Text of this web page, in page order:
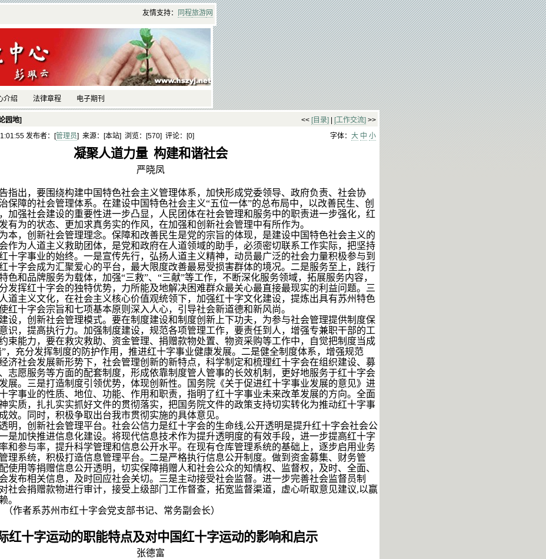
友情支持： 同程旅游网
介绍 法律章程 电子期刊
园地] << [目录] [工作交流] >>
发布者：[管理员] 来源：[本站] 浏览：[570] 评论：[0] 字体： 大 中 小
凝聚人道力量 构建和谐社会
严晓凤
指出，要围绕构建中国特色社会主义管理体系，加快形成党委领导、政府负责、社会协
保障的社会管理体系。在建设中国特色社会主义“五位一体”的总布局中，以改善民生、创
加强社会建设的重要性进一步凸显，人民团体在社会管理和服务中的职责进一步强化，红
有为的状态、更加求真务实的作风，在加强和创新社会管理中有所作为。
本，创新社会管理理念。保障和改善民生是党的宗旨的体现，是建设中国特色社会主义的
作为人道主义救助团体，是党和政府在人道领域的助手，必须密切联系工作实际，把坚持
十字事业的始终。一是宣传先行，弘扬人道主义精神，动员最广泛的社会力量积极参与到
十字会成为汇聚爱心的平台，最大限度改善最易受损害群体的境况。二是服务至上，践行
色和品牌服务为载体，加强“三救”、“三献”等工作，不断深化服务领域，拓展服务内容，
发挥红十字会的独特优势，力所能及地解决困难群众最关心最直接最现实的利益问题。三
道主义文化，在社会主义核心价值观统领下，加强红十字文化建设，提炼出具有苏州特色
红十字会宗旨和七项基本原则深入人心，引导社会新道德和新风尚。
设，创新社会管理模式。要在制度建设和制度创新上下功夫，为参与社会管理提供制度保
识，提高执行力。加强制度建设，规范各项管理工作，要责任到人，增强专兼职干部的工
束能力，要在救灾救助、资金管理、捐赠款物处置、物资采购等工作中，自觉把制度当成
”，充分发挥制度的防护作用，推进红十字事业健康发展。二是健全制度体系，增强规范
济社会发展新形势下，社会管理创新的新特点，科学制定和梳理红十字会在组织建设、募
志愿服务等方面的配套制度，形成依靠制度管人管事的长效机制，更好地服务于红十字会
展。三是打造制度引领优势，体现创新性。国务院《关于促进红十字事业发展的意见》进
字事业的性质、地位、功能、作用和职责，指明了红十字事业未来改革发展的方向。全面
实质，扎扎实实抓好文件的贯彻落实，把国务院文件的政策支持切实转化为推动红十字事
效。同时，积极争取出台我市贯彻实施的具体意见。
明，创新社会管理平台。社会公信力是红十字会的生命线,公开透明是提升红十字会社会公
是加快推进信息化建设。将现代信息技术作为提升透明度的有效手段，进一步提高红十字
和参与率，提升科学管理和信息公开水平。在现有仓库管理系统的基础上，逐步启用业务
理系统，积极打造信息管理平台。二是严格执行信息公开制度。做到资金募集、财务管
使用等捐赠信息公开透明，切实保障捐赠人和社会公众的知情权、监督权，及时、全面、
发布相关信息，及时回应社会关切。三是主动接受社会监督。进一步完善社会监督员制
社会捐赠款物进行审计，接受上级部门工作督查，拓宽监督渠道，虚心听取意见建议,以赢
。
州市红十字会党支部书记、常务副会长）
红十字运动的职能特点及对中国红十字运动的影响和启示
张德富